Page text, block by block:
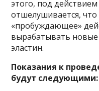
этого, под
отшелушивается,
«пробуждающее»
вырабатывать новые
эластин.
Показания к
будут следующими: